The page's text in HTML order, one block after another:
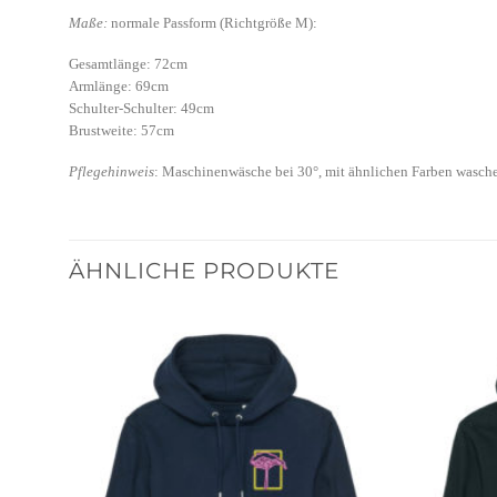
Maße: normale Passform (Richtgröße M):
Gesamtlänge: 72cm
Armlänge: 69cm
Schulter-Schulter: 49cm
Brustweite: 57cm
Pflegehinweis: Maschinenwäsche bei 30°, mit ähnlichen Farben
ÄHNLICHE PRODUKTE